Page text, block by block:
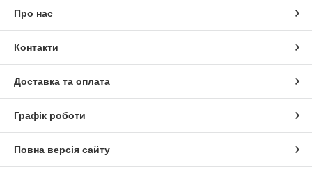
Про нас
Контакти
Доставка та оплата
Графік роботи
Повна версія сайту